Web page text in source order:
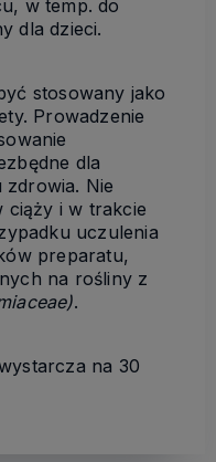
w temp. do
dla dzieci.
stosowany jako
Prowadzenie
dla
zdrowia. Nie
ciąży i w trakcie
uczulenia
preparatu,
na rośliny z
.
na 30